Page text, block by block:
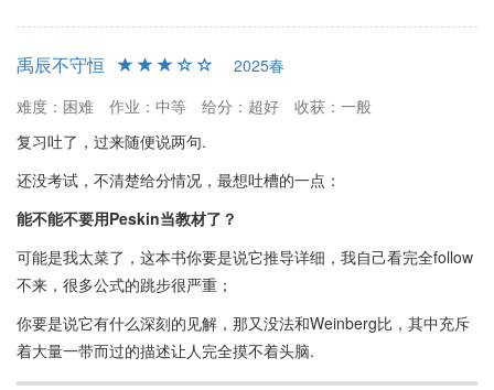
禹辰不守恒
2025春
难度：困难
作业：中等 给分：超好
收获：一般
复习吐了，过来随便说两句.
还没考试，不清楚给分情况，最想吐槽的一点：
能不能不要用Peskin当教材了？
可能是我太菜了，这本书你要是说它推导详细，我自己看完全follow
不来，很多公式的跳步很严重；
你要是说它有什么深刻的见解，那又没法和Weinberg比，其中充斥
着大量一带而过的描述让人完全摸不着头脑.